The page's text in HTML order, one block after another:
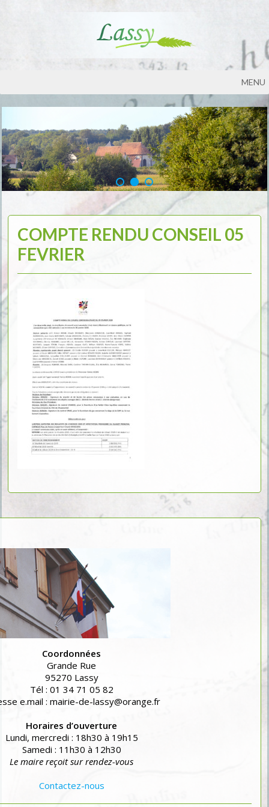
MENU
COMPTE RENDU CONSEIL 05
FEVRIER
Coordonnées
Grande Rue
95270 Lassy
Tél : 01 34 71 05 82
e.mail : mairie-de-lassy@orange.fr
Horaires d’ouverture
Lundi, mercredi : 18h30 à 19h15
Samedi : 11h30 à 12h30
Le maire reçoit sur rendez-vous
Contactez-nous